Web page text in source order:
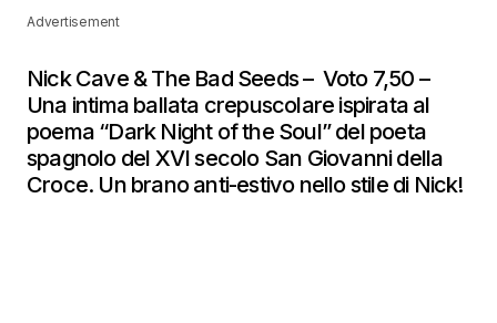
Advertisement
Nick Cave & The Bad Seeds – Voto 7,50 –
Una intima ballata crepuscolare ispirata al
poema “Dark Night of the Soul” del poeta
spagnolo del XVI secolo San Giovanni della
Croce. Un brano anti-estivo nello stile di Nick!